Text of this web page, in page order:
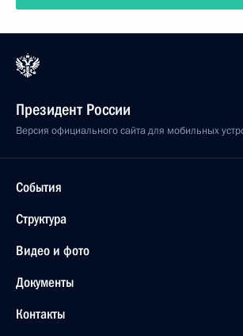
Президент России
Версия официального сайта для мобильных
События
Структура
Видео и фото
Документы
Контакты